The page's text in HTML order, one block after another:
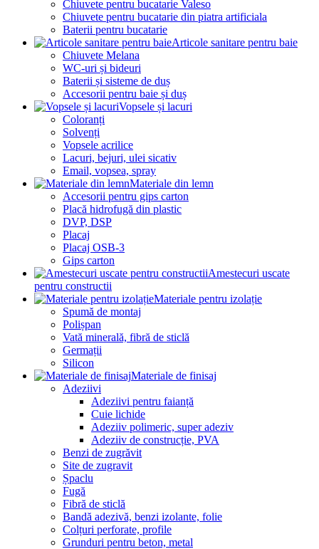
Chiuvete pentru bucatarie Valeso
Chiuvete pentru bucatarie din piatra artificiala
Baterii pentru bucatarie
Articole sanitare pentru baie
Chiuvete Melana
WC-uri și bideuri
Baterii și sisteme de duș
Accesorii pentru baie și duș
Vopsele și lacuri
Coloranți
Solvenți
Vopsele acrilice
Lacuri, bejuri, ulei sicativ
Email, vopsea, spray
Materiale din lemn
Accesorii pentru gips carton
Placă hidrofugă din plastic
DVP, DSP
Placaj
Placaj OSB-3
Gips carton
Amestecuri uscate
pentru constructii
Materiale pentru izolație
Spumă de montaj
Polișpan
Vată minerală, fibră de sticlă
Germații
Silicon
Materiale de finisaj
Adeziivi
Adeziivi pentru faianță
Cuie lichide
Adeziiv polimeric, super adeziv
Adeziiv de construcție, PVA
Benzi de zugrăvit
Site de zugravit
Șpaclu
Fugă
Fibră de sticlă
Bandă adezivă, benzi izolante, folie
Colțuri perforate, profile
Grunduri pentru beton, metal